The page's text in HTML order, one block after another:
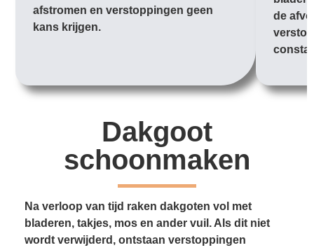
afstromen en verstoppingen geen
kans krijgen.
de
Dakgoot
schoonmaken
Na verloop van tijd raken dakgoten vol met
bladeren, takjes, mos en ander vuil. Als dit niet
wordt verwijderd, ontstaan verstoppingen